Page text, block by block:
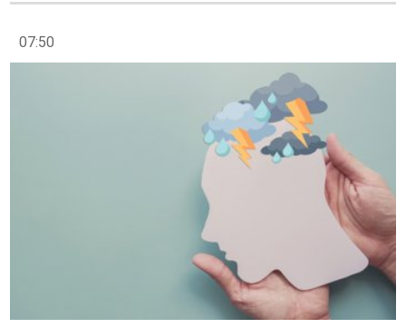
07:50